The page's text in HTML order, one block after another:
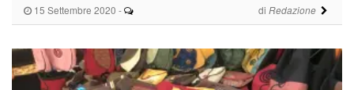
15 Settembre 2020 - di Redazione